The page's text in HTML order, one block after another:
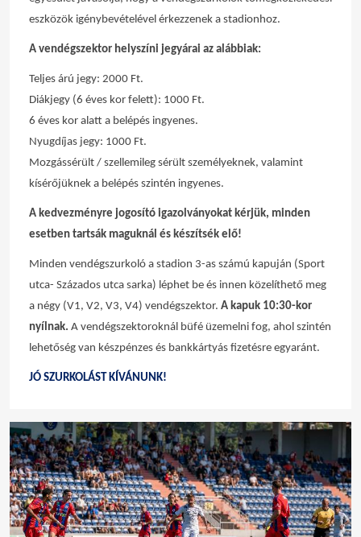
eszközök igénybevételével érkezzenek a stadionhoz.
A vendégszektor helyszíni jegyárai az alábbiak:
Teljes árú jegy: 2000 Ft.
Diákjegy (6 éves kor felett): 1000 Ft.
6 éves kor alatt a belépés ingyenes.
Nyugdíjas jegy: 1000 Ft.
Mozgássérült / szellemileg sérült személyeknek, valamint
kísérőjüknek a belépés szintén ingyenes.
A kedvezményre jogosító igazolványokat kérjük, minden
esetben tartsák maguknál és készítsék elő!
Minden vendégszurkoló a stadion 3-as számú kapuján (Sport
utca- Százados utca sarka) léphet be és innen közelíthető meg
a négy (V1, V2, V3, V4) vendégszektor. A kapuk 10:30-kor
nyílnak. A vendégszektoroknál büfé üzemelni fog, ahol szintén
lehetőség van készpénzes és bankkártyás fizetésre egyaránt.
JÓ SZURKOLÁST KÍVÁNUNK!